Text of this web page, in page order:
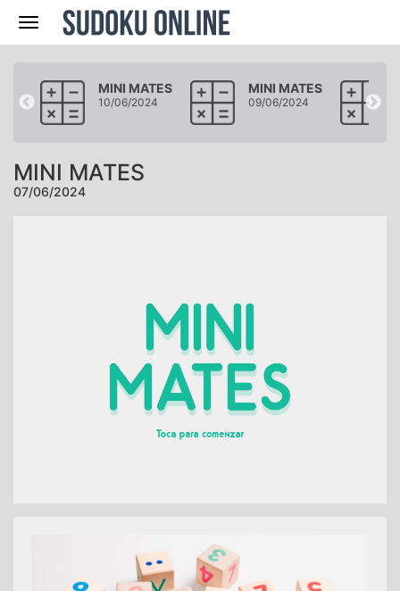
Navegación
MINI MATES
10/06/2024
MINI MATES
09/06/2024
MINI MATES
07/06/2024